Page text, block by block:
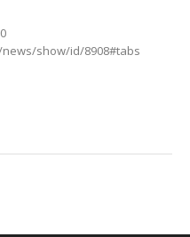
show/id/8908#tabs